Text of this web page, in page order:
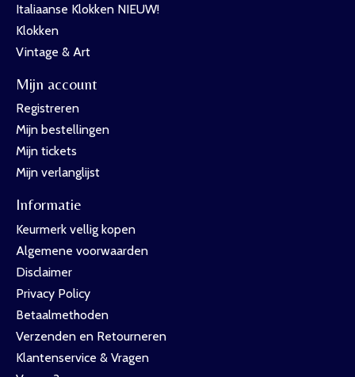
Italiaanse Klokken NIEUW!
Klokken
Vintage & Art
Mijn account
Registreren
Mijn bestellingen
Mijn tickets
Mijn verlanglijst
Informatie
Keurmerk vellig kopen
Algemene voorwaarden
Disclaimer
Privacy Policy
Betaalmethoden
Verzenden en Retourneren
Klantenservice & Vragen